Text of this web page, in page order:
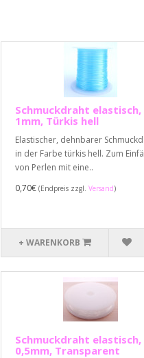
Schmuckdraht elastisch,
1mm, Türkis hell
Elastischer, dehnbarer
in der Farbe türkis hell. Zum
von Perlen mit eine..
0,70€ (Endpreis zzgl. Versand)
+ WARENKORB
Schmuckdraht elastisch,
0,5mm, Transparent